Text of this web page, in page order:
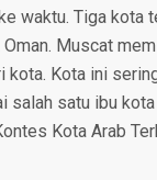
waktu. Tiga kota
Muscat
kota. Kota ini
salah satu ibu
Kota Arab